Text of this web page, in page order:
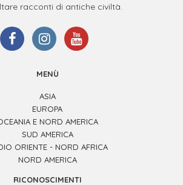
racconti di antiche civiltà.
MENÙ
ASIA
EUROPA
E NORD AMERICA
SUD AMERICA
ORIENTE - NORD AFRICA
NORD AMERICA
RICONOSCIMENTI